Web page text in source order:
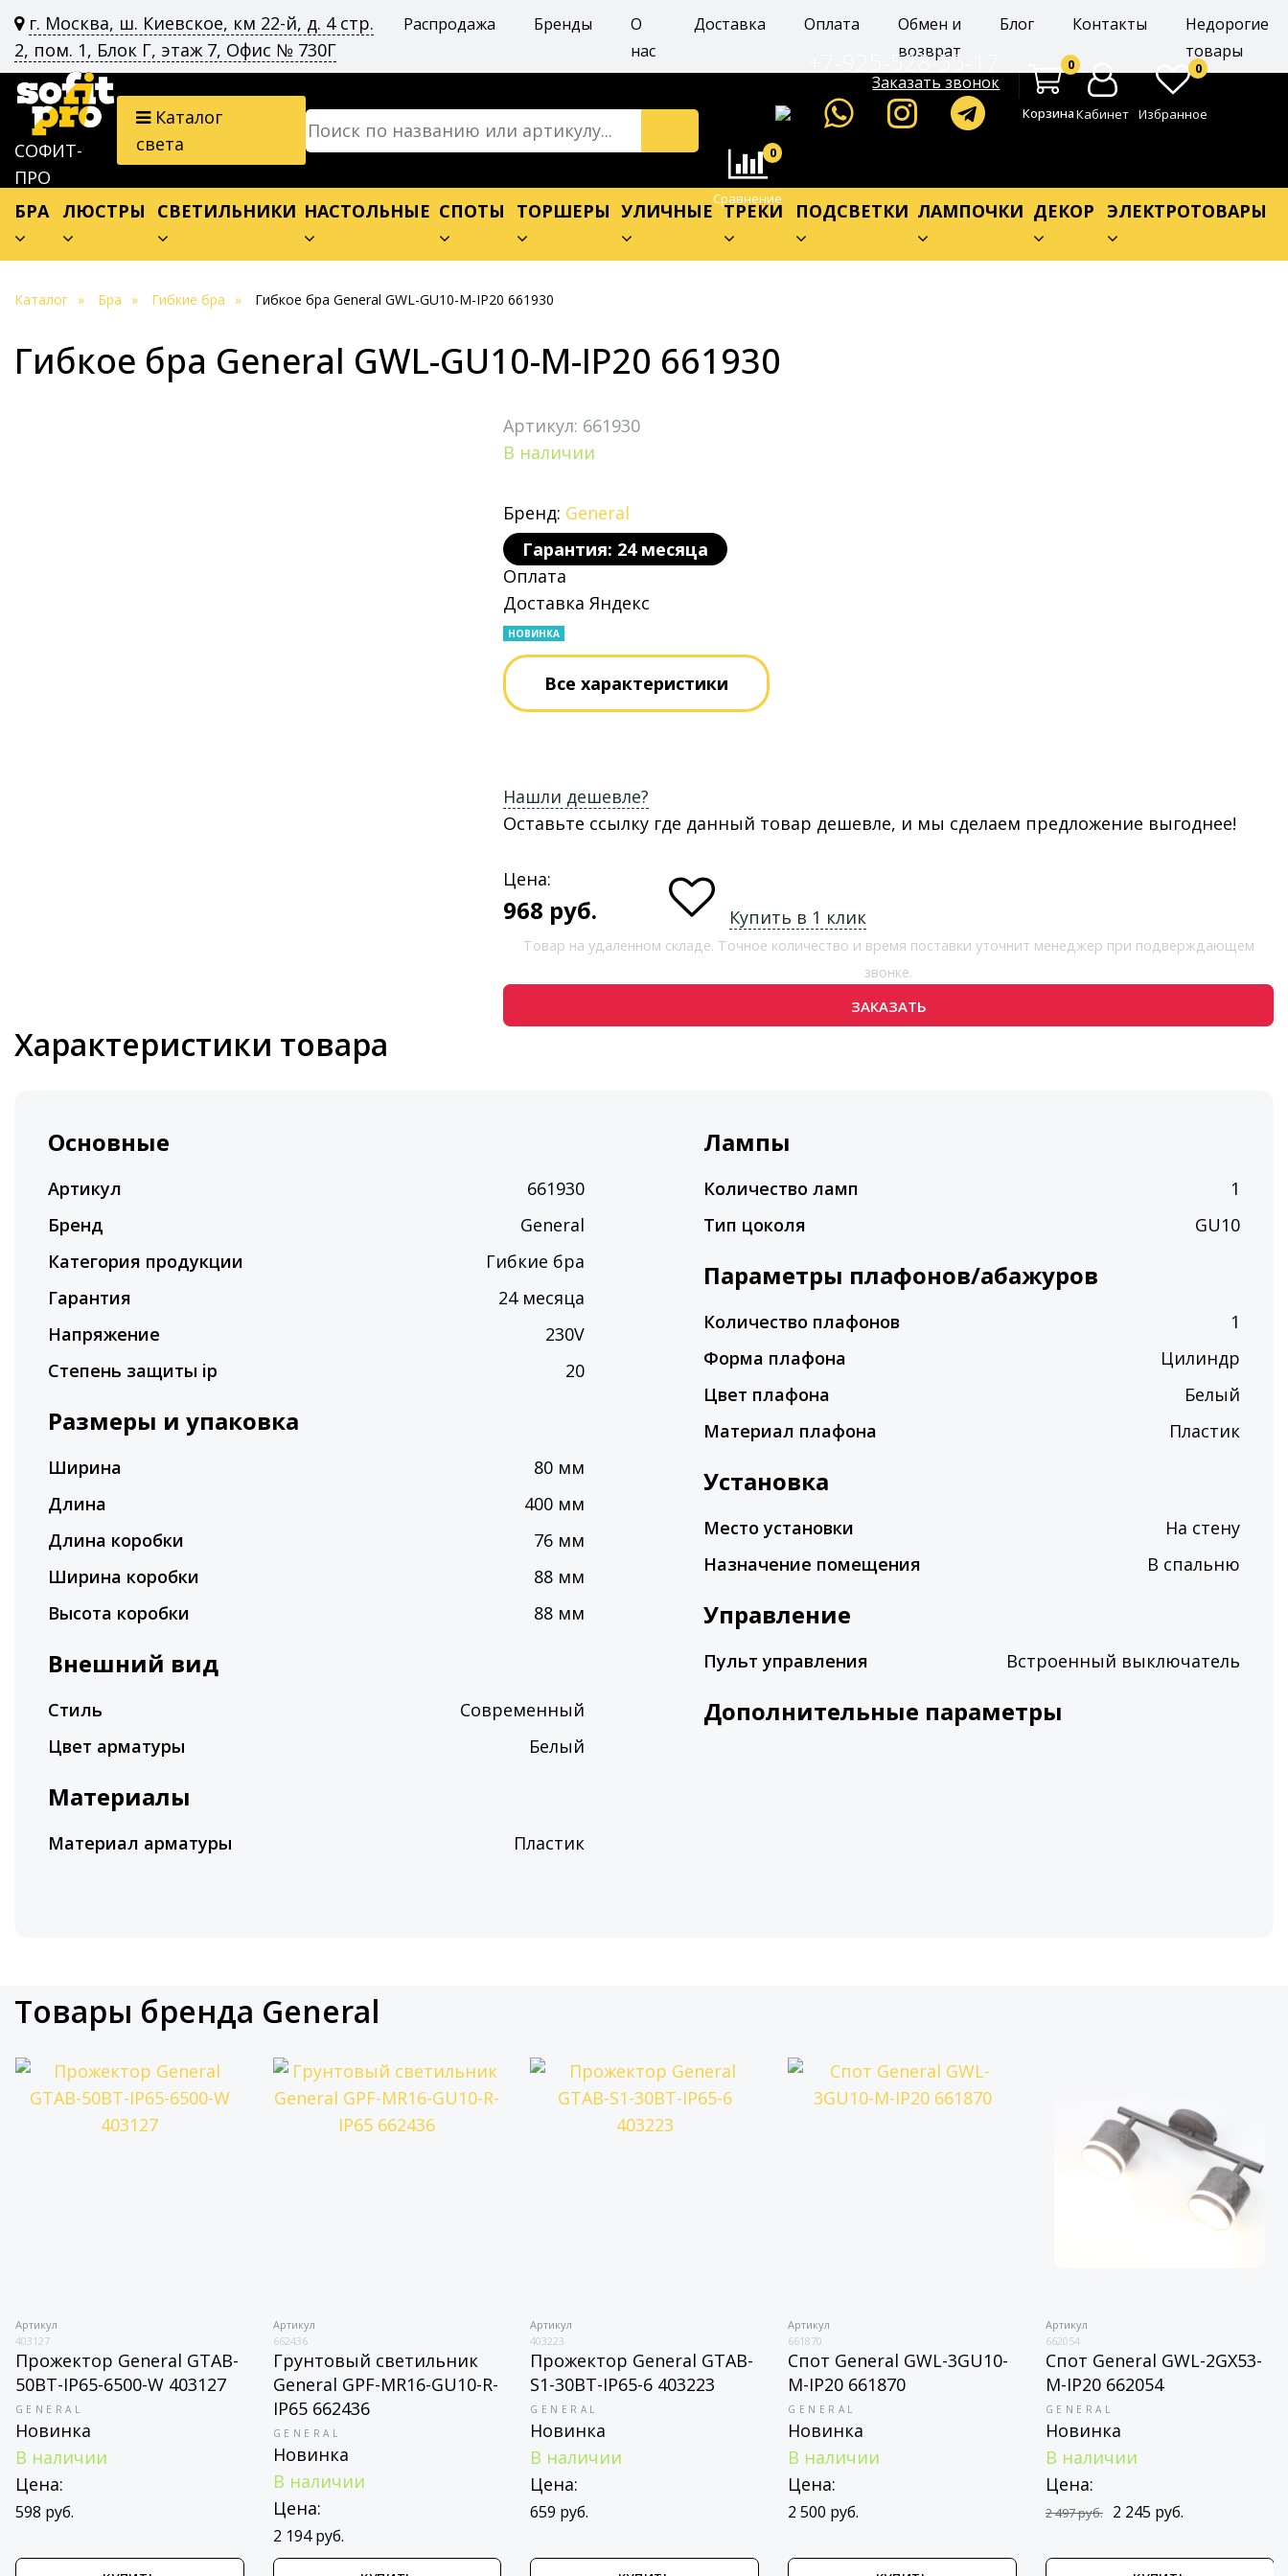
г. Москва, ш. Киевское, км 22-й, д. 4 стр.
2, пом. 1, Блок Г, этаж 7, Офис № 730Г
Распродажа Бренды
О
нас
Доставка Оплата
Обмен и
возврат
Блог Контакты
Недорогие
товары
СОФИТ-
ПРО
Каталог
света
+7-925-528-55-17
Заказать звонок
0
КорзинаКабинет
0
Избранное
0
Сравнение
БРА ЛЮСТРЫ СВЕТИЛЬНИКИ НАСТОЛЬНЫЕ СПОТЫ ТОРШЕРЫ УЛИЧНЫЕ ТРЕКИ ПОДСВЕТКИ ЛАМПОЧКИ ДЕКОР ЭЛЕКТРОТОВАРЫ
Каталог Бра Гибкие бра Гибкое бра General GWL-GU10-M-IP20 661930
Гибкое бра General GWL-GU10-M-IP20 661930
Артикул: 661930
В наличии
Бренд: General
Гарантия: 24 месяца
Оплата
Доставка Яндекс
НОВИНКА
Все характеристики
Нашли дешевле?
Оставьте ссылку где данный товар дешевле, и мы сделаем предложение выгоднее!
Цена:
968 руб. Купить в 1 клик
Товар на удаленном складе. Точное количество и время поставки уточнит менеджер при подверждающем
звонке.
ЗАКАЗАТЬ
Характеристики товара
Основные
Артикул
661930
Бренд
General
Категория продукции
Гибкие бра
Гарантия
24 месяца
Напряжение
230V
Степень защиты ip
20
Размеры и упаковка
Ширина
80 мм
Длина
400 мм
Длина коробки
76 мм
Ширина коробки
88 мм
Высота коробки
88 мм
Внешний вид
Стиль
Современный
Цвет арматуры
Белый
Материалы
Материал арматуры Пластик
Лампы
Количество ламп
1
Тип цоколя
GU10
Параметры плафонов/абажуров
Количество плафонов
1
Форма плафона
Цилиндр
Цвет плафона
Белый
Материал плафона
Пластик
Установка
Место установки
На стену
Назначение помещения
В спальню
Управление
Пульт управления Встроенный выключатель
Дополнительные параметры
Товары бренда General
General GTAB-
IP65-6500-W 403127
Грунтовый светильник
General GPF-MR16-GU10-R-
IP65 662436
GENERAL
Новинка
В наличии
2 194 руб.
Прожектор General GTAB-
S1-30BT-IP65-6 403223
GENERAL
Новинка
В наличии
659 руб.
Спот General GWL-3GU10-
M-IP20 661870
GENERAL
Новинка
В наличии
2 500 руб.
Спот General GWL-2GX53-
M-IP20 662054
GENERAL
Новинка
В наличии
2 497 руб. 2 245 руб.